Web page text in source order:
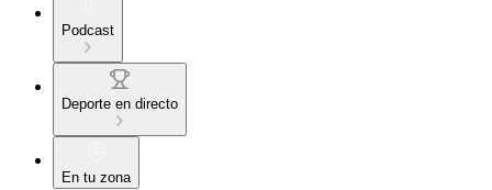
Podcast
Deporte en directo
En tu zona